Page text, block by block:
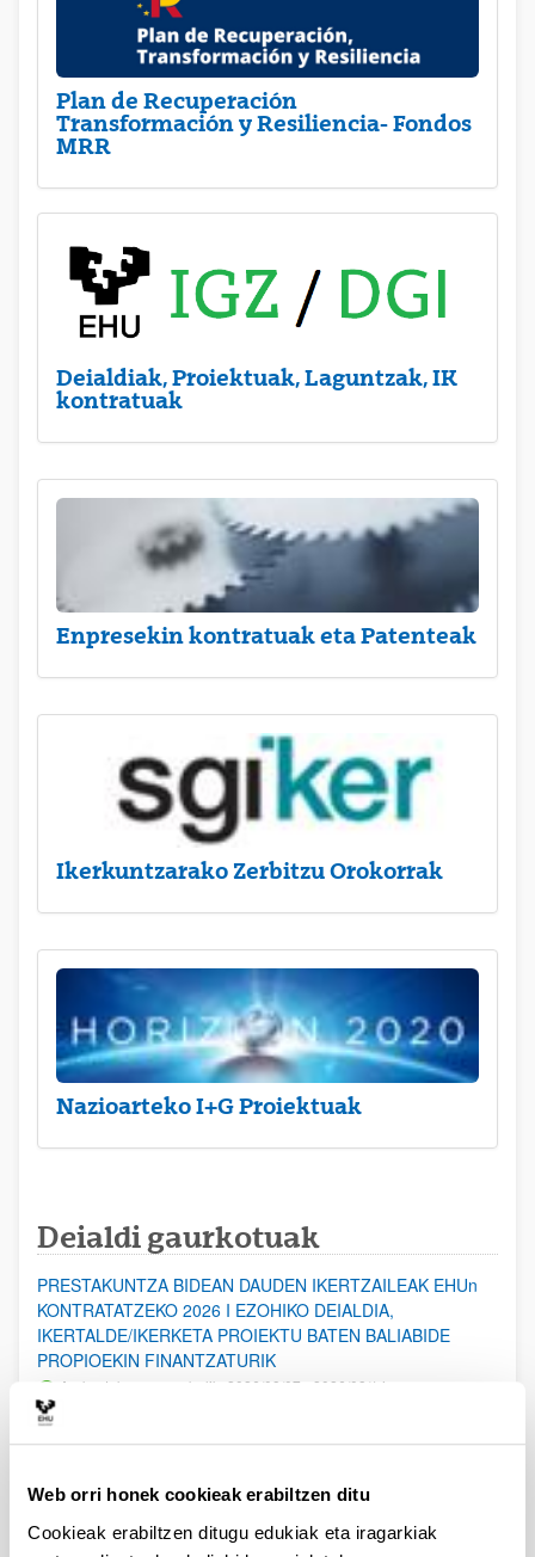
Web orri honek cookieak erabiltzen ditu
Cookieak erabiltzen ditugu edukiak eta iragarkiak
Plan de Recuperación
Transformación y Resiliencia- Fondos
MRR
Deialdiak, Proiektuak, Laguntzak, IK
kontratuak
Enpresekin kontratuak eta Patenteak
Ikerkuntzarako Zerbitzu Orokorrak
Nazioarteko I+G Proiektuak
Deialdi gaurkotuak
PRESTAKUNTZA BIDEAN DAUDEN IKERTZAILEAK EHUn
KONTRATATZEKO 2026 I EZOHIKO DEIALDIA,
IKERTALDE/IKERKETA PROIEKTU BATEN BALIABIDE
PROPIOEKIN FINANTZATURIK
Aurkezteko epea zabalik: 2026/08/07 - 2026/08/14
erosi eta berritzeko laguntzak 2026
Izapide irekia